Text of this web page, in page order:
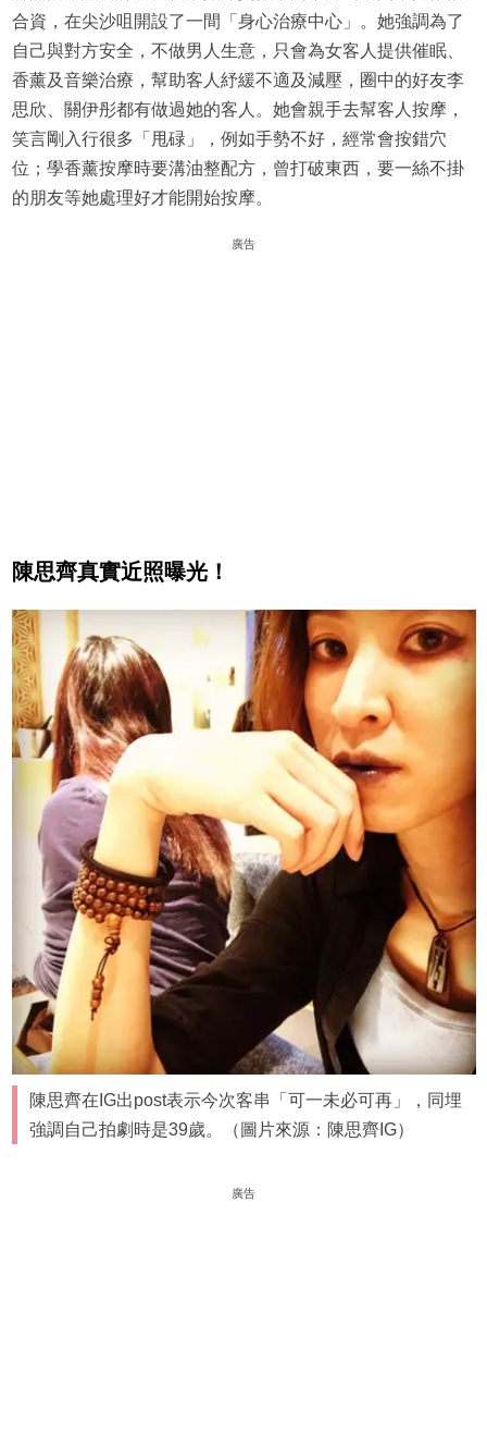
合資，在尖沙咀開設了一間「身心治療中心」。她強調為了
自己與對方安全，不做男人生意，只會為女客人提供催眠、
香薰及音樂治療，幫助客人紓緩不適及減壓，圈中的好友李
思欣、關伊彤都有做過她的客人。她會親手去幫客人按摩，
笑言剛入行很多「甩碌」，例如手勢不好，經常會按錯穴
位；學香薰按摩時要溝油整配方，曾打破東西，要一絲不掛
的朋友等她處理好才能開始按摩。
廣告
陳思齊真實近照曝光！
陳思齊在IG出post表示今次客串「可一未必可再」，同埋
強調自己拍劇時是39歲。（圖片來源：陳思齊IG）
廣告